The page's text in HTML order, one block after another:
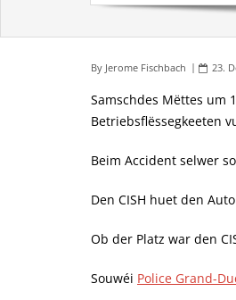
By Jerome Fischbach 23.
Samschdes Mëttes um
Betriebsflëssegkeeten
Beim Accident selwer
Den CISH huet den
Ob der Platz war den
Souwéi Police Grand-